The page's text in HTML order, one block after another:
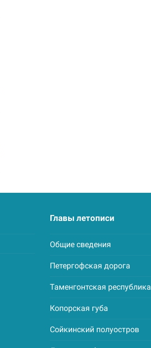
Главы летописи
Общие сведения
Петергофская дорога
Таменгонтская республика
Копорская губа
Сойкинский полуостров